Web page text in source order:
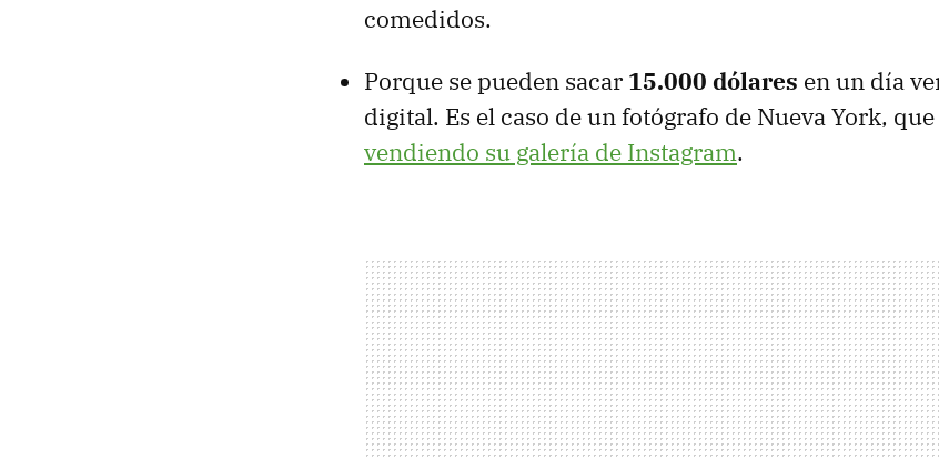
comedidos.
Porque se pueden sacar 15.000 dólares en un día
digital. Es el caso de un fotógrafo de Nueva York, que
vendiendo su galería de Instagram.